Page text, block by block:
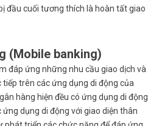
đầu cuối tương thích là hoàn tất giao
(Mobile banking)
đáp ứng những nhu cầu giao dịch và
trên các ứng dụng di động của
hàng hiện đều có ứng dụng di động
dụng di động với giao diện thân